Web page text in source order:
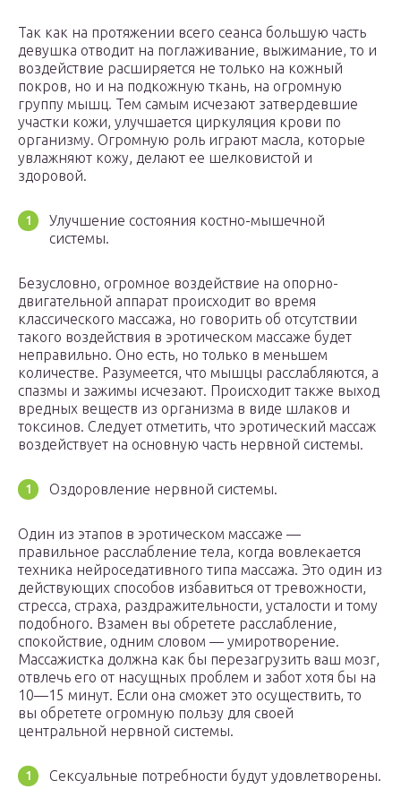
Так как на протяжении всего сеанса большую часть
девушка отводит на поглаживание, выжимание, то и
воздействие расширяется не только на кожный
покров, но и на подкожную ткань, на огромную
группу мышц. Тем самым исчезают затвердевшие
участки кожи, улучшается циркуляция крови по
организму. Огромную роль играют масла, которые
увлажняют кожу, делают ее шелковистой и
здоровой.
Улучшение состояния костно-мышечной
системы.
Безусловно, огромное воздействие на опорно-
двигательной аппарат происходит во время
классического массажа, но говорить об отсутствии
такого воздействия в эротическом массаже будет
неправильно. Оно есть, но только в меньшем
количестве. Разумеется, что мышцы расслабляются, а
спазмы и зажимы исчезают. Происходит также выход
вредных веществ из организма в виде шлаков и
токсинов. Следует отметить, что эротический массаж
воздействует на основную часть нервной системы.
Оздоровление нервной системы.
Один из этапов в эротическом массаже —
правильное расслабление тела, когда вовлекается
техника нейроседативного типа массажа. Это один из
действующих способов избавиться от тревожности,
стресса, страха, раздражительности, усталости и тому
подобного. Взамен вы обретете расслабление,
спокойствие, одним словом — умиротворение.
Массажистка должна как бы перезагрузить ваш мозг,
отвлечь его от насущных проблем и забот хотя бы на
10—15 минут. Если она сможет это осуществить, то
вы обретете огромную пользу для своей
центральной нервной системы.
Сексуальные потребности будут удовлетворены.